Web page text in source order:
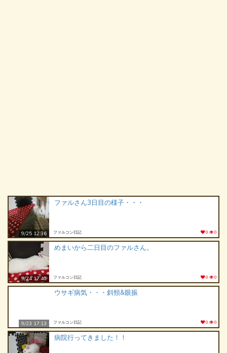
9/25 12:36
ファルさん3日目の様子・・・
ファルコン日記 0 0
9/24 17:40
めまいから二日目のファルさん。
ファルコン日記 0 0
9/23 17:13
ウサギ病気・・・斜頸&眼振
ファルコン日記 0 0
病院行ってきました！！